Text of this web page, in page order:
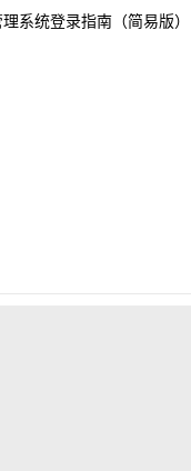
系统登录指南（简易版）